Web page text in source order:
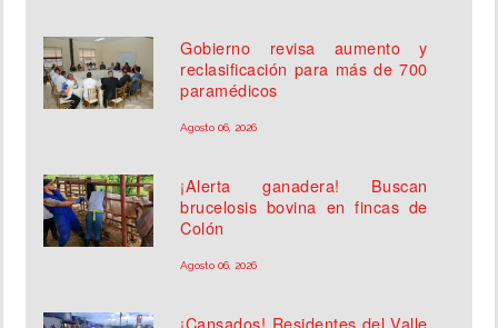
Gobierno revisa aumento y
reclasificación para más de 700
paramédicos
Agosto 06, 2026
¡Alerta ganadera! Buscan
brucelosis bovina en fincas de
Colón
Agosto 06, 2026
¡Cansados! Residentes del Valle